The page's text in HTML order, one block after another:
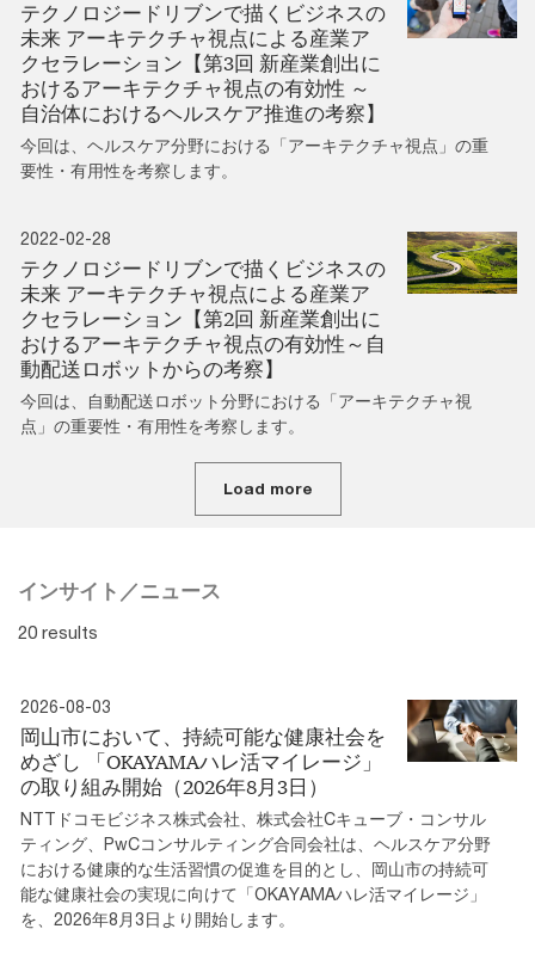
テクノロジードリブンで描くビジネスの
未来 アーキテクチャ視点による産業ア
クセラレーション【第3回 新産業創出に
おけるアーキテクチャ視点の有効性 ～
自治体におけるヘルスケア推進の考察】
今回は、ヘルスケア分野における「アーキテクチャ視点」の重
要性・有用性を考察します。
2022-02-28
テクノロジードリブンで描くビジネスの
未来 アーキテクチャ視点による産業ア
クセラレーション【第2回 新産業創出に
おけるアーキテクチャ視点の有効性～自
動配送ロボットからの考察】
今回は、自動配送ロボット分野における「アーキテクチャ視
点」の重要性・有用性を考察します。
Load more
インサイト／ニュース
20 results
2026-08-03
岡山市において、持続可能な健康社会を
めざし 「OKAYAMAハレ活マイレージ」
の取り組み開始（2026年8月3日）
NTTドコモビジネス株式会社、株式会社Cキューブ・コンサル
ティング、PwCコンサルティング合同会社は、ヘルスケア分野
における健康的な生活習慣の促進を目的とし、岡山市の持続可
能な健康社会の実現に向けて「OKAYAMAハレ活マイレージ」
を、2026年8月3日より開始します。